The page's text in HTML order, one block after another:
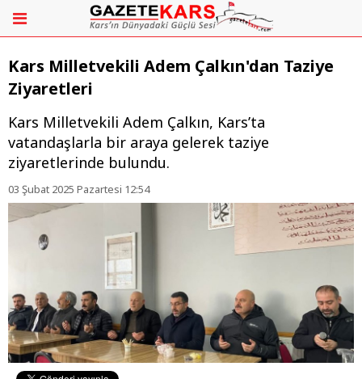
Kars Milletvekili Adem Çalkın'dan Taziye
Ziyaretleri
Kars Milletvekili Adem Çalkın, Kars’ta
vatandaşlarla bir araya gelerek taziye
ziyaretlerinde bulundu.
03 Şubat 2025 Pazartesi 12:54